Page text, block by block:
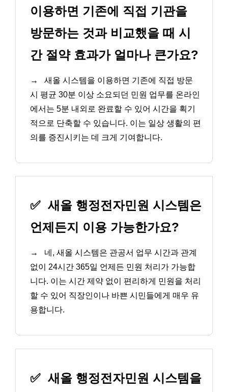
이용하면 기존에 직접 기관을
방문하는 것과 비교했을 때 시
간 절약 효과가 얼마나 큰가요?
→
새올 시스템을 이용하면 기존에 직접 방문
시 평균 30분 이상 소요되던 민원 업무를 온라인
에서는 5분 내외로 완료할 수 있어 시간을 획기
적으로 단축할 수 있습니다. 이는 일상 생활의 편
의를 증진시키는 데 크게 기여합니다.
✅ 새올 행정전자민원 시스템은
언제든지 이용 가능한가요?
→
네, 새올 시스템은 관공서 업무 시간과 관계
없이 24시간 365일 언제든 민원 처리가 가능합
니다. 이는 시간 제약 없이 편리하게 민원을 처리
할 수 있어 직장인이나 바쁜 시민들에게 매우 유
용합니다.
✅ 새올 행정전자민원 시스템을